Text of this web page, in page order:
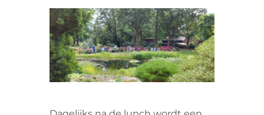
ORGANISATIE
VRIJWILLIGERS & STAGIAIRES